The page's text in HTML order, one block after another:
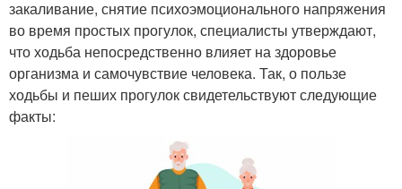
закаливание, снятие психоэмоционального напряжения
во время простых прогулок, специалисты утверждают,
что ходьба непосредственно влияет на здоровье
организма и самочувствие человека. Так, о пользе
ходьбы и пеших прогулок свидетельствуют следующие
факты: